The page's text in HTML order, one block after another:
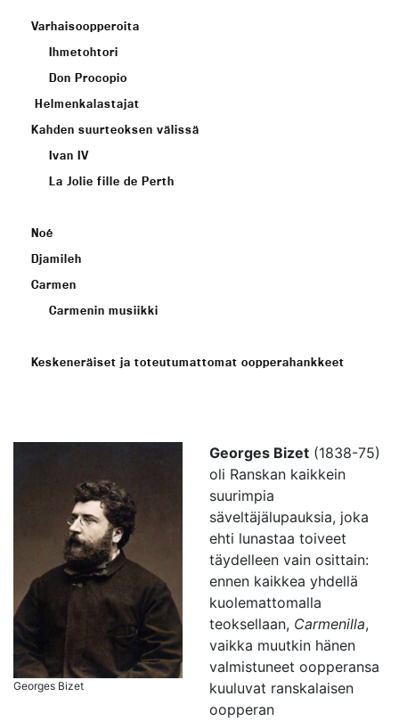
Varhaisoopperoita
Ihmetohtori
Don Procopio
Helmenkalastajat
Kahden suurteoksen välissä
Ivan IV
La Jolie fille de Perth
Noé
Djamileh
Carmen
Carmenin musiikki
Keskeneräiset ja toteutumattomat oopperahankkeet
Georges Bizet
Georges Bizet (1838-75)
oli Ranskan kaikkein
suurimpia
säveltäjälupauksia, joka
ehti lunastaa toiveet
täydelleen vain osittain:
ennen kaikkea yhdellä
kuolemattomalla
teoksellaan, Carmenilla,
vaikka muutkin hänen
valmistuneet oopperansa
kuuluvat ranskalaisen
oopperan